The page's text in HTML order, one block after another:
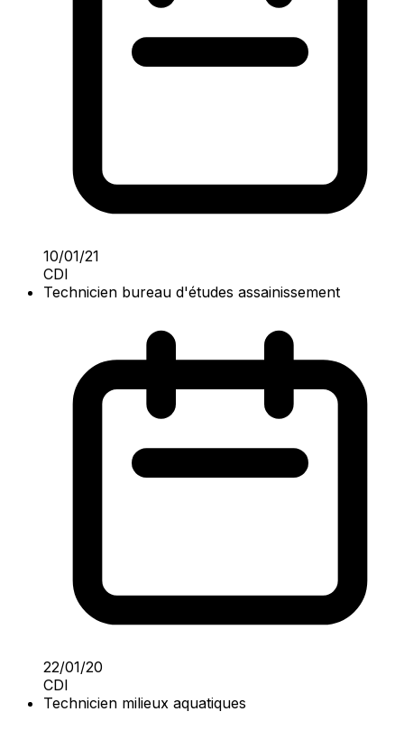
10/01/21
CDI
Technicien bureau d'études assainissement
22/01/20
CDI
Technicien milieux aquatiques